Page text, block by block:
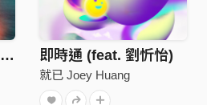
I Know What's Real Demo 即時通 (feat. 劉忻怡)
就已 Joey Huang